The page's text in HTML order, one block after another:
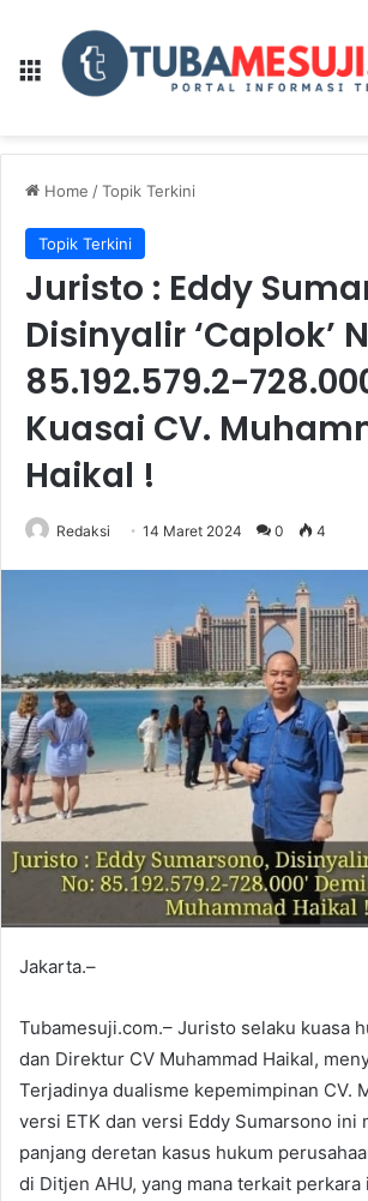
Menu
Home /Topik Terkini
Topik Terkini
Juristo : Eddy
Disinyalir ‘Caplok’
85.192.579.2-
Kuasai CV.
Haikal !
Redaksi 14 Maret 2024 0 4
Jakarta.–
Tubamesuji.com.– Juristo selaku kuasa
dan Direktur CV Muhammad Haikal,
Terjadinya dualisme kepemimpinan CV.
versi ETK dan versi Eddy Sumarsono ini
panjang deretan kasus hukum
di Ditjen AHU, yang mana terkait